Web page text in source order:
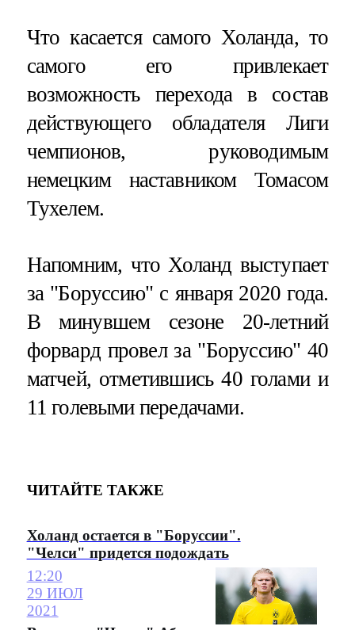
Что касается самого Холанда, то
самого его привлекает
возможность перехода в состав
действующего обладателя Лиги
чемпионов, руководимым
немецким наставником Томасом
Тухелем.
Напомним, что Холанд выступает
за "Боруссию" с января 2020 года.
В минувшем сезоне 20-летний
форвард провел за "Боруссию" 40
матчей, отметившись 40 голами и
11 голевыми передачами.
ЧИТАЙТЕ ТАКЖЕ
Холанд остается в "Боруссии".
"Челси" придется подождать
12:20
29 ИЮЛ
2021